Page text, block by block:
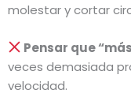
molestar y cortar
Pensar que
veces demasiada
velocidad.